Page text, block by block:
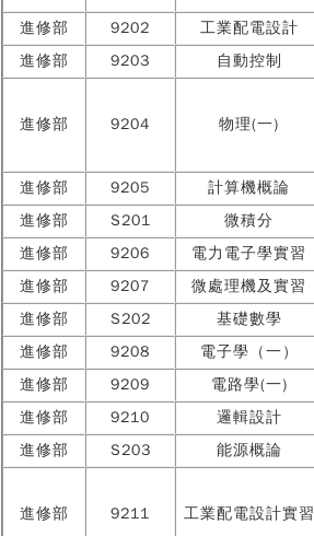
進修部 9202 工業配電設計
進修部
9203 自動控制
進修部 9204 物理(一)
進修部 9205 計算機概論
進修部
S201 微積分
進修部
9206 電力電子學實習
進修部
9207 微處理機及實習
進修部
S202 基礎數學
進修部
9208 電子學（一）
進修部
9209 電路學(一)
進修部
9210 邏輯設計
進修部
S203 能源概論
進修部 9211 工業配電設計實習